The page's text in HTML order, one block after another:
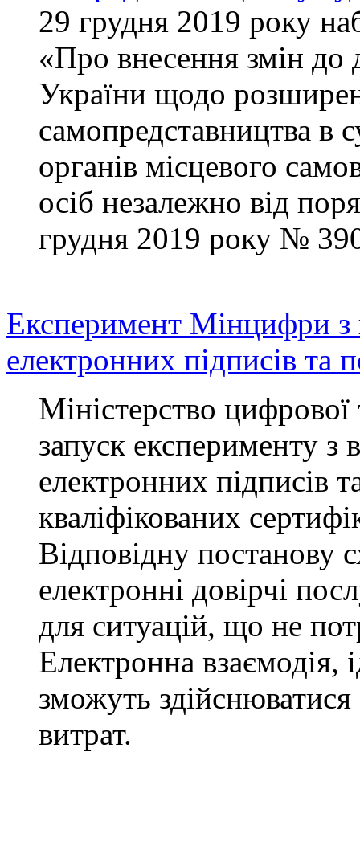
29 грудня 2019 року
«Про внесення змін до
України щодо
самопредставництва в
органів місцевого
осіб незалежно від
грудня 2019 року №
Експеримент Мінцифри з
електронних підписів та
Міністерство
запуск експерименту з
електронних підписів
кваліфікованих
Відповідну постанову
електронні довірчі
для ситуацій, що не
Електронна взаємодія,
зможуть
витрат.